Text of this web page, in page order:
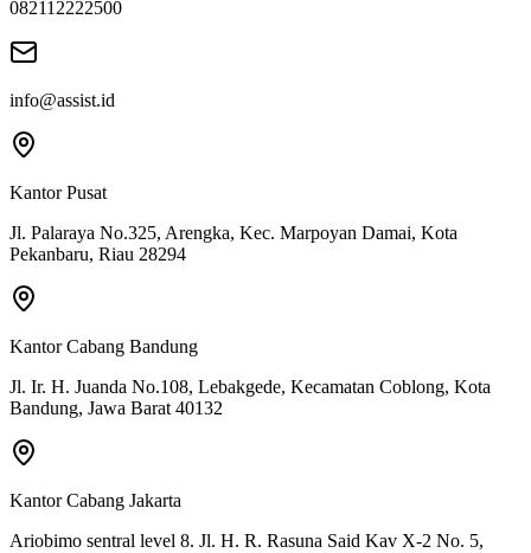
082112222500
info@assist.id
Kantor Pusat
Jl. Palaraya No.325, Arengka, Kec. Marpoyan Damai, Kota
Pekanbaru, Riau 28294
Kantor Cabang Bandung
Jl. Ir. H. Juanda No.108, Lebakgede, Kecamatan Coblong, Kota
Bandung, Jawa Barat 40132
Kantor Cabang Jakarta
Ariobimo sentral level 8. Jl. H. R. Rasuna Said Kav X-2 No. 5,